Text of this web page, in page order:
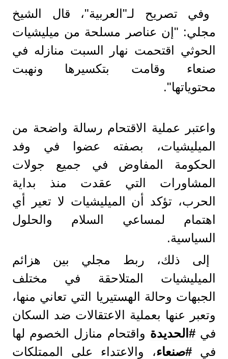
وفي تصريح لـ"العربية"، قال الشيخ
مجلي: "إن عناصر مسلحة من ميليشيات
الحوثي اقتحمت نهار السبت منازله في
صنعاء وقامت بتكسيرها ونهبت
محتوياتها".
واعتبر عملية الاقتحام رسالة واضحة من
الميليشيات، بصفته عضوا في وفد
الحكومة المفاوض في جميع جولات
المشاورات التي عقدت منذ بداية
الحرب، تؤكد أن الميليشيات لا تعير أي
اهتمام لمساعي السلام والحلول
السياسية.
إلى ذلك، ربط مجلي بين هزائم
الميليشيات المتلاحقة في مختلف
الجبهات وحالة الهستيريا التي تعاني منها،
وتعبر عنها بعملية الاعتقالات ضد السكان
في#الحديدة واقتحام منازل الخصوم لها
في #صنعاء، والاعتداء على الممتلكات